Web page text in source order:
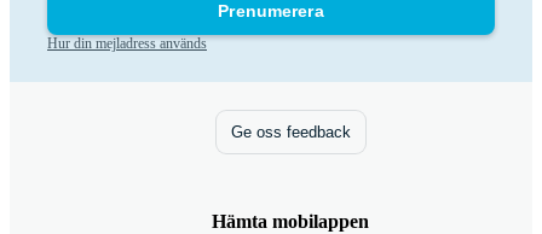
Prenumerera
Hur din mejladress används
Ge oss feedback
Hämta mobilappen